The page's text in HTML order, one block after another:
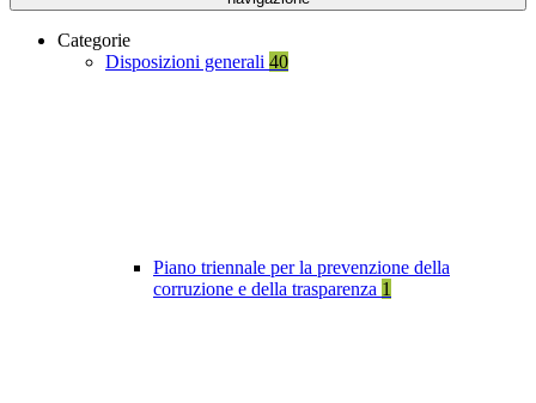
Categorie
Disposizioni generali 40
Piano triennale per la prevenzione della
corruzione e della trasparenza 1